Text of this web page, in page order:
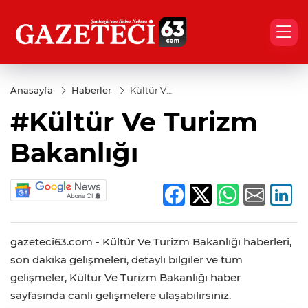
Anasayfa Haberler
Kültür Ve
Bakanlığı
#Kültür Ve Turizm
Bakanlığı
gazeteci63.com - Kültür Ve Turizm Bakanlığı haberleri,
son dakika gelişmeleri, detaylı bilgiler ve tüm
gelişmeler, Kültür Ve Turizm Bakanlığı haber
sayfasında canlı gelişmelere ulaşabilirsiniz.